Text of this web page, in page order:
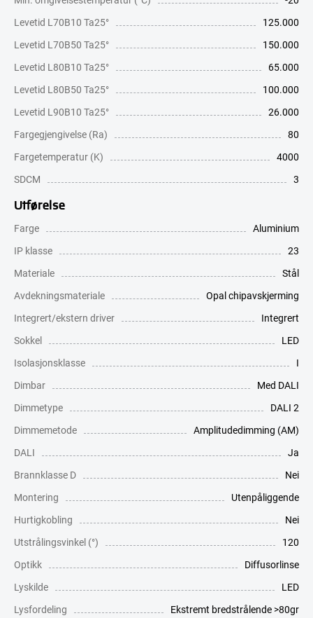
Levetid L70B10 Ta25°
125.000
Levetid L70B50 Ta25°
150.000
Levetid L80B10 Ta25°
65.000
Levetid L80B50 Ta25°
100.000
Levetid L90B10 Ta25°
26.000
Fargegjengivelse (Ra)
80
Fargetemperatur (K)
4000
SDCM
3
Utførelse
Farge
Aluminium
IP klasse
23
Materiale
Stål
Avdekningsmateriale
Opal chipavskjerming
Integrert/ekstern driver
Integrert
Sokkel
LED
Isolasjonsklasse
I
Dimbar
Med DALI
Dimmetype
DALI 2
Dimmemetode
Amplitudedimming (AM)
DALI
Ja
Brannklasse D
Nei
Montering
Utenpåliggende
Hurtigkobling
Nei
Utstrålingsvinkel (°)
120
Optikk
Diffusorlinse
Lyskilde
LED
Lysfordeling
Ekstremt bredstrålende >80gr